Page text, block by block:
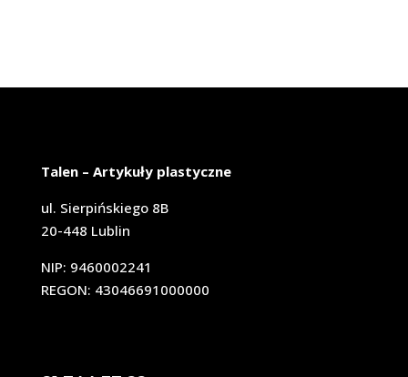
Talen – Artykuły plastyczne
ul. Sierpińskiego 8B
20-448 Lublin
NIP: 9460002241
REGON: 43046691000000